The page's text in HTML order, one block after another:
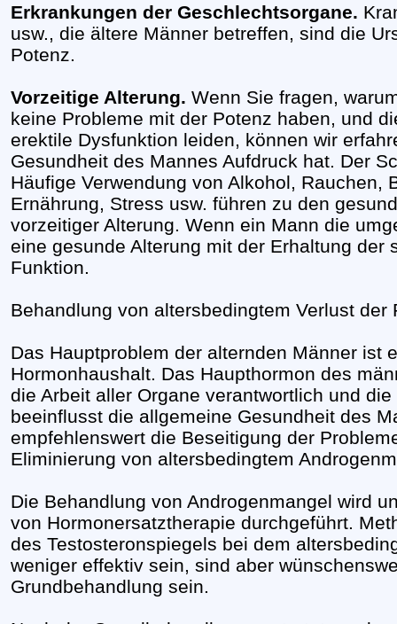
Erkrankungen der Geschlechtsorgane.
usw., die ältere Männer betreffen, sind die
Potenz.
Vorzeitige Alterung. Wenn Sie fragen,
keine Probleme mit der Potenz haben, und
erektile Dysfunktion leiden, können wir
Gesundheit des Mannes Aufdruck hat. Der
Häufige Verwendung von Alkohol, Rauchen,
Ernährung, Stress usw. führen zu den
vorzeitiger Alterung. Wenn ein Mann die
eine gesunde Alterung mit der Erhaltung der
Funktion.
Behandlung von altersbedingtem Verlust der
Das Hauptproblem der alternden Männer ist
Hormonhaushalt. Das Haupthormon des
die Arbeit aller Organe verantwortlich und
beeinflusst die allgemeine Gesundheit des
empfehlenswert die Beseitigung der
Eliminierung von altersbedingtem
Die Behandlung von Androgenmangel wird
von Hormonersatztherapie durchgeführt.
des Testosteronspiegels bei dem
weniger effektiv sein, sind aber
Grundbehandlung sein.